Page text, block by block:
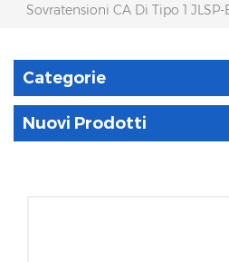
Sovratensioni CA Di Tipo 1 JLSP-
Categorie
Nuovi Prodotti